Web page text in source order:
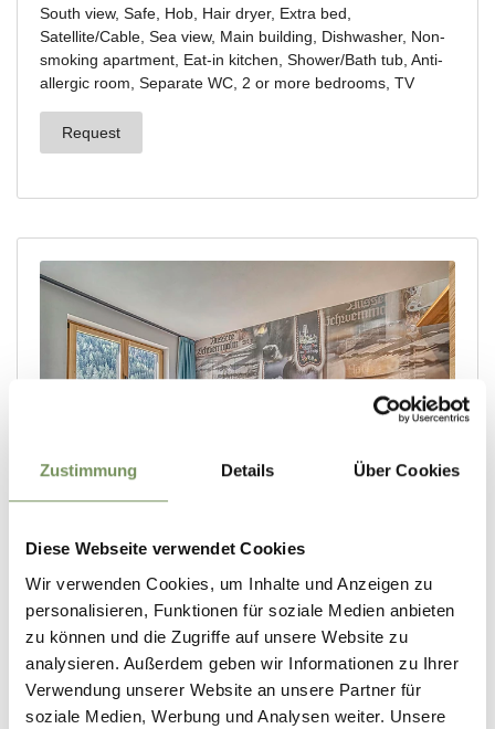
Zustimmung Details Über Cookies
Diese Webseite verwendet Cookies
Wir verwenden Cookies, um Inhalte und Anzeigen zu
personalisieren, Funktionen für soziale Medien anbieten
zu können und die Zugriffe auf unsere Website zu
analysieren. Außerdem geben wir Informationen zu Ihrer
Verwendung unserer Website an unsere Partner für
soziale Medien, Werbung und Analysen weiter. Unsere